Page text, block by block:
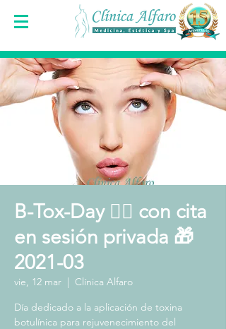
B-Tox-Day 👩‍⚕️ con cita
en sesión privada 🎁
2021-03
vie, 12 mar
  |
Clínica Alfaro
Día dedicado a la aplicación de toxina
botulínica para rejuvenecimiento del